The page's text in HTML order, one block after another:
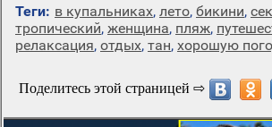
Теги: в купальниках, лето, бикини,
тропический, женщина, пляж,
релаксация, отдых, тан, хорошую